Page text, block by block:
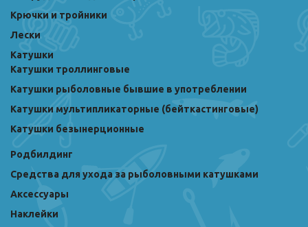
Крючки и тройники
Лески
Катушки
Катушки троллинговые
Катушки рыболовные бывшие в употреблении
Катушки мультипликаторные (бейткастинговые)
Катушки безынерционные
Родбилдинг
Средства для ухода за рыболовными катушками
Аксессуары
Наклейки